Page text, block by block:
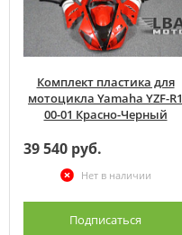
Комплект пластика для
мотоцикла Yamaha YZF-R1
00-01 Красно-Черный
39 540 руб.
Нет в наличии
Подписаться